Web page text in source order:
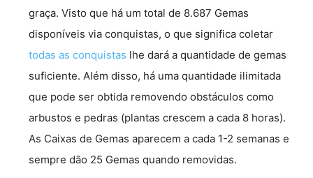
graça. Visto que há um total de 8.687 Gemas
disponíveis via conquistas, o que significa coletar
todas as conquistas lhe dará a quantidade de gemas
suficiente. Além disso, há uma quantidade ilimitada
que pode ser obtida removendo obstáculos como
arbustos e pedras (plantas crescem a cada 8 horas).
As Caixas de Gemas aparecem a cada 1-2 semanas e
sempre dão 25 Gemas quando removidas.